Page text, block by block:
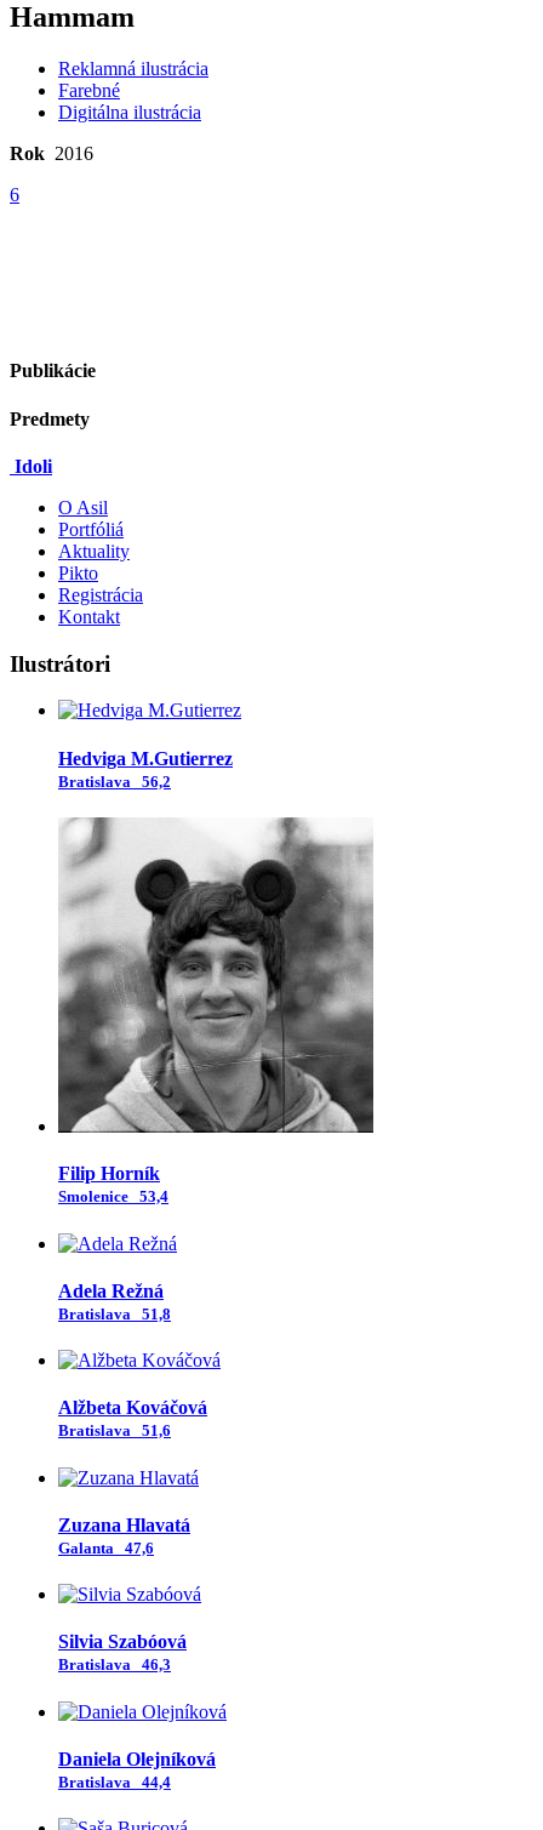
Hammam
Reklamná ilustrácia
Farebné
Digitálna ilustrácia
Rok 2016
6
Publikácie
Predmety
Idoli
O Asil
Portfóliá
Aktuality
Pikto
Registrácia
Kontakt
Ilustrátori
Hedviga M.Gutierrez
Bratislava 56,2
Filip Horník
Smolenice 53,4
Adela Režná
Bratislava 51,8
Alžbeta Kováčová
Bratislava 51,6
Zuzana Hlavatá
Galanta 47,6
Silvia Szabóová
Bratislava 46,3
Daniela Olejníková
Bratislava 44,4